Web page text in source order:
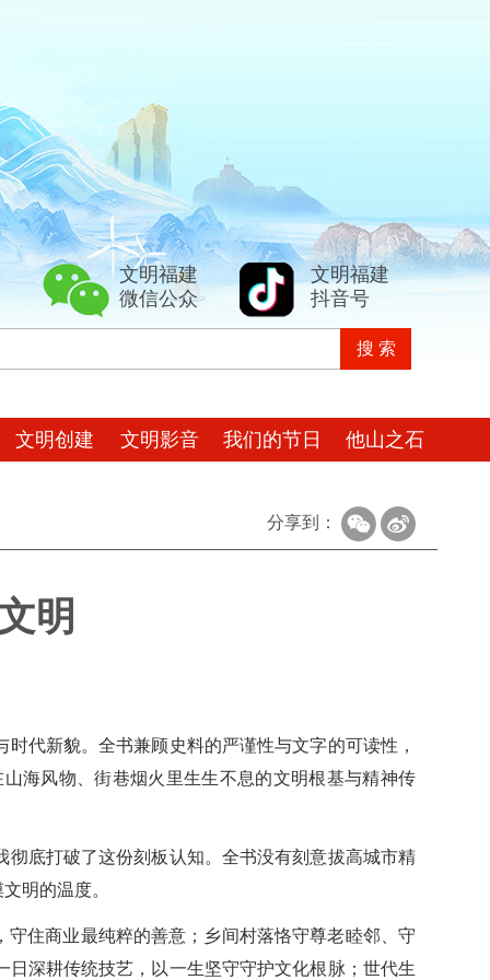
文明福建
微信公众
文明福建
抖音号
文明创建 文明影音 我们的节日 他山之石
分享到：
明
代新貌。全书兼顾史料的严谨性与文字的可读性，
海风物、街巷烟火里生生不息的文明根基与精神传
底打破了这份刻板认知。全书没有刻意拔高城市精
明的温度。
住商业最纯粹的善意；乡间村落恪守尊老睦邻、守
深耕传统技艺，以一生坚守守护文化根脉；世代生